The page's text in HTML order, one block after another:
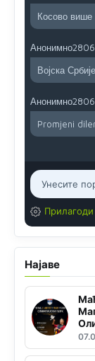
Косово више
Војска
Promjeni
Прилагоди
Најаве